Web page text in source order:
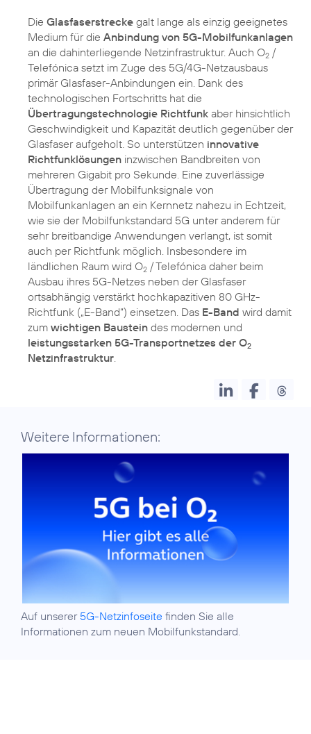
Die Glasfaserstrecke galt lange als einzig geeignetes
Medium für die Anbindung von 5G-Mobilfunkanlagen
an die dahinterliegende Netzinfrastruktur. Auch O2 /
Telefónica setzt im Zuge des 5G/4G-Netzausbaus
primär Glasfaser-Anbindungen ein. Dank des
technologischen Fortschritts hat die
Übertragungstechnologie Richtfunk aber hinsichtlich
Geschwindigkeit und Kapazität deutlich gegenüber der
Glasfaser aufgeholt. So unterstützen innovative
Richtfunklösungen inzwischen Bandbreiten von
mehreren Gigabit pro Sekunde. Eine zuverlässige
Übertragung der Mobilfunksignale von
Mobilfunkanlagen an ein Kernnetz nahezu in Echtzeit,
wie sie der Mobilfunkstandard 5G unter anderem für
sehr breitbandige Anwendungen verlangt, ist somit
auch per Richtfunk möglich. Insbesondere im
ländlichen Raum wird O2 / Telefónica daher beim
Ausbau ihres 5G-Netzes neben der Glasfaser
ortsabhängig verstärkt hochkapazitiven 80 GHz-
Richtfunk („E-Band“) einsetzen. Das E-Band wird damit
zum wichtigen Baustein des modernen und
leistungsstarken 5G-Transportnetzes der O2
Netzinfrastruktur
Weitere Informationen:
Auf unserer 5G-Netzinfoseite finden Sie alle
Informationen zum neuen Mobilfunkstandard.